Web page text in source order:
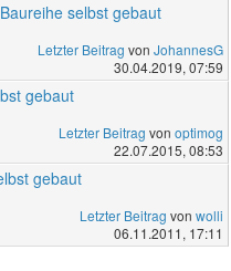
selbst gebaut
Letzter Beitrag von JohannesG
30.04.2019, 07:59
gebaut
Letzter Beitrag von optimog
22.07.2015, 08:53
gebaut
Letzter Beitrag von wolli
06.11.2011, 17:11